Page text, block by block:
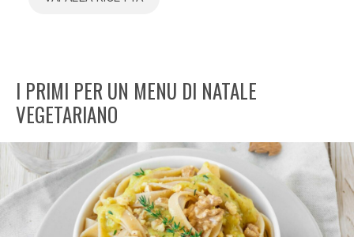
I PRIMI PER UN MENU DI NATALE
VEGETARIANO